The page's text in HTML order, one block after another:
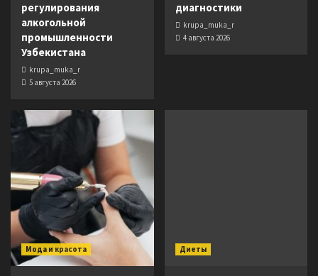
регулирования
алкогольной
промышленности
Узбекистана
krupa_muka_r
5 августа 2026
диагностики
krupa_muka_r
4 августа 2026
Мода и красота Диеты